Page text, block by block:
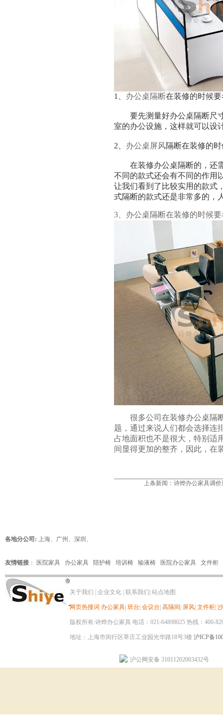
1、 办公桌隔断在装修的时候
要先测量好办公桌隔断尺寸
室的办公设施，这样就可以设
2、 办公桌屏风隔断在装修的
在装修办公桌隔断的，还需
不同的款式还会有不同的作用
让我们看到了比较实用的款式
式隔断的款式还是非常多的，
3、办公桌隔断在装修的时候
很多公司在装修办公桌隔断
题，通过来说人们都会选择连
占地面积也不是很大，特别适
间显得更加的整齐，因此，在
上条新闻： 诗烨办公家具调价
各地分公司: 上海、 广州 、 深圳 、
友情链接 ： 医院家具 办公家具 陪护椅 培训椅 输液椅 医院办公家具 文件柜
关于我们 企业文化 联系我们 站点地图
网页热搜词 办公家具 班台 会议台 高隔间 屏风 文件柜
版权所有:诗烨办公家具 电话：021-64898025 热线：400-
地址：上海市闵行区莘庄工业园光华路18号3楼 沪ICP备
沪公网安备 31011202003432号